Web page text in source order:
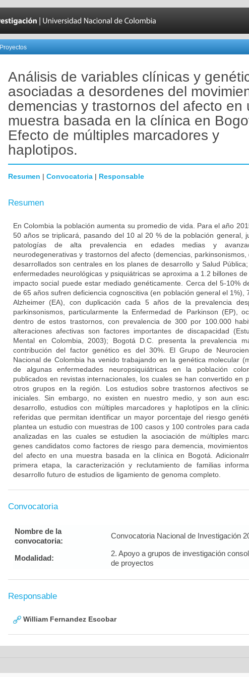
Proyectos
Análisis de variables clínicas y
asociadas a desordenes del
demencias y trastornos del afecto en
muestra basada en la clínica en
Efecto de múltiples marcadores y
haplotipos.
Resumen | Convocatoria | Responsable
Resumen
En Colombia la población aumenta su promedio de vida. Para el año
50 años se triplicará, pasando del 10 al 20 % de la población general,
patologías de alta prevalencia en edades medias y
neurodegenerativas y trastornos del afecto (demencias,
desarrollados son centrales en los planes de desarrollo y Salud
enfermedades neurológicas y psiquiátricas se aproxima a 1.2 billones
impacto social puede estar mediado genéticamente. Cerca del 5-10%
de 65 años sufren deficiencia cognoscitiva (en población general el 1%),
Alzheimer (EA), con duplicación cada 5 años de la prevalencia
parkinsonismos, particularmente la Enfermedad de Parkinson (EP),
dentro de estos trastornos, con prevalencia de 300 por 100.000
alteraciones afectivas son factores importantes de discapacidad
Mental en Colombia, 2003); Bogotá D.C. presenta la prevalencia
contribución del factor genético es del 30%. El Grupo de
Nacional de Colombia ha venido trabajando en la genética molecular
de algunas enfermedades neuropsiquiátricas en la población
publicados en revistas internacionales, los cuales se han convertido en
otros grupos en la región. Los estudios sobre trastornos afectivos
iniciales. Sin embargo, no existen en nuestro medio, y son aun
desarrollo, estudios con múltiples marcadores y haplotípos en la
referidas que permitan identificar un mayor porcentaje del riesgo
plantea un estudio con muestras de 100 casos y 100 controles para
analizadas en las cuales se estudien la asociación de múltiples
genes candidatos como factores de riesgo para demencia,
del afecto en una muestra basada en la clínica en Bogotá.
primera etapa, la caracterización y reclutamiento de familias
desarrollo futuro de estudios de ligamiento de genoma completo.
Convocatoria
Nombre de la
convocatoria:
Convocatoria Nacional de Investigación
Modalidad:
2. Apoyo a grupos de investigación
de proyectos
Responsable
William Fernandez Escobar